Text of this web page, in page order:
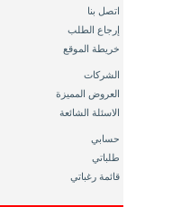
اتصل بنا
إرجاع الطلب
خريطة الموقع
الشركات
العروض المميزة
الاسئلة الشائعة
حسابي
طلباتي
قائمة رغباتي